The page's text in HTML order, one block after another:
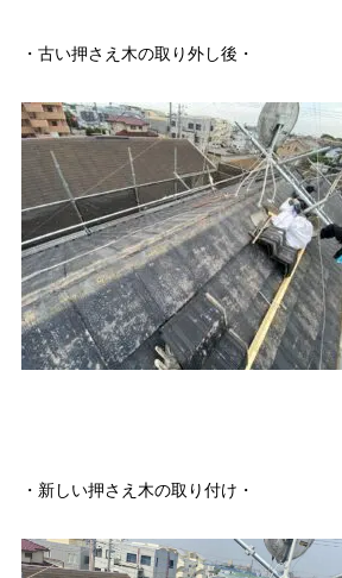
・古い押さえ木の取り外し後・
・新しい押さえ木の取り付け・